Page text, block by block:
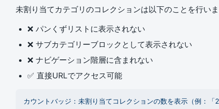
未割り当てカテゴリのコレクションは以下のことを行い
❌ パンくずリストに表示されない
❌ サブカテゴリーブロックとして表示されない
❌ ナビゲーション階層に含まれない
✅ 直接URLでアクセス可能
カウントバッジ：未割り当てコレクションの数を表示（例：「